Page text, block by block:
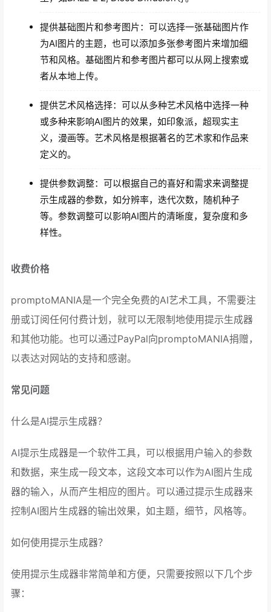
提供基础图片和参考图片：可以选择一张基础图片作
为AI图片的主题，也可以添加多张参考图片来增加细
节和风格。基础图片和参考图片都可以从网上搜索或
者从本地上传。
提供艺术风格选择：可以从多种艺术风格中选择一种
或多种来影响AI图片的效果，如印象派，超现实主
义，漫画等。艺术风格是根据著名的艺术家和作品来
定义的。
提供参数调整：可以根据自己的喜好和需求来调整提
示生成器的参数，如分辨率，迭代次数，随机种子
等。参数调整可以影响AI图片的清晰度，复杂度和多
样性。
收费价格
promptoMANIA是一个完全免费的AI艺术工具，不需要注
册或订阅任何付费计划，就可以无限制地使用提示生成器
和其他功能。也可以通过PayPal向promptoMANIA捐赠，
以表达对网站的支持和感谢。
常见问题
什么是AI提示生成器？
AI提示生成器是一个软件工具，可以根据用户输入的参数
和数据，来生成一段文本，这段文本可以作为AI图片生成
器的输入，从而产生相应的图片。可以通过提示生成器来
控制AI图片生成器的输出效果，如主题，细节，风格等。
如何使用提示生成器？
使用提示生成器非常简单和方便，只需要按照以下几个步
骤：